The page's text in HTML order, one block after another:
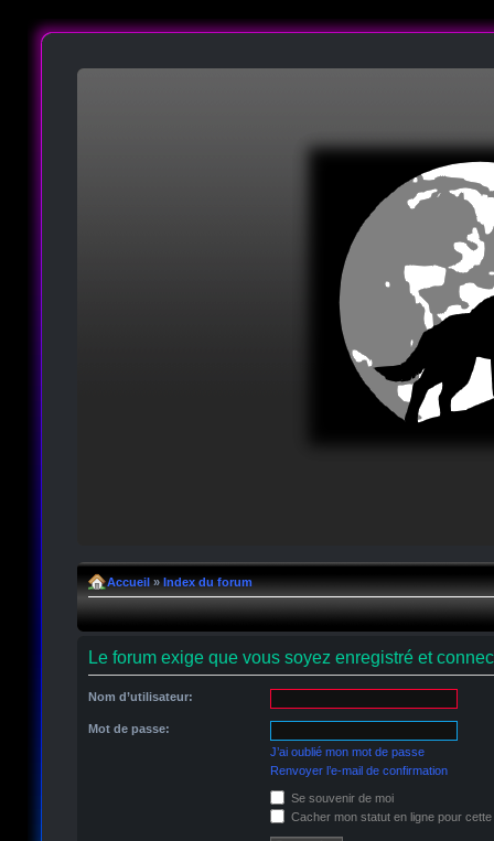
Accueil » Index du forum
Le forum exige que vous soyez enregistré et
Nom d’utilisateur:
Mot de passe:
J’ai oublié mon mot de passe
Renvoyer l’e-mail de confirmation
Se souvenir de moi
Cacher mon statut en ligne pour